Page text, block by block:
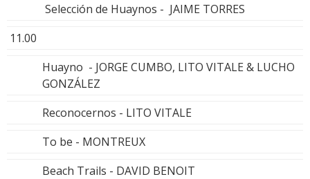
Selección de Huaynos - JAIME TORRES
11.00
Huayno - JORGE CUMBO, LITO VITALE & LUCHO
GONZÁLEZ
Reconocernos - LITO VITALE
To be - MONTREUX
Beach Trails - DAVID BENOIT